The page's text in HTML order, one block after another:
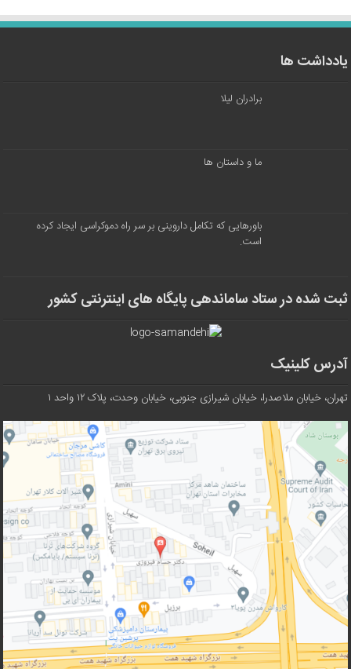
یادداشت ها
برادران لیلا
ما و داستان ها
باورهایی که تکامل داروینی بر سر راه دموکراسی ایجاد کرده
است.
ثبت شده در ستاد ساماندهی پایگاه های اینترنتی کشور
آدرس کلینیک
تهران، خیابان ملاصدرا، خیابان شیرازی جنوبی، خیابان وحدت، پلاک ۱۲ واحد ۱